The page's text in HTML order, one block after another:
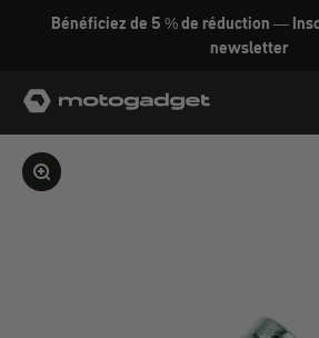
Aller au contenu
Bénéficiez de 5 % de réduction —
newsletter
motogadget GmbH
Agrandir l'image